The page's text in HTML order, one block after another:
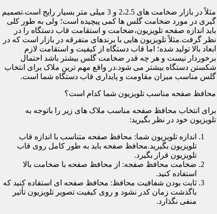
مثلاً در بازار ضخامت های 2،2.5 و 3 میلی متر بسیار رایج است.تصمیم
گیری در مورد ضخامت گلس ها کمی پیچیده است؛ ولی به طور کلی
باید اندازه صفحه تلویزیون،ضخامت و استقامت قاب دستگاه را در
نظر گرفت.مثلاً تلویزیون هایی با برندهای متفرقه در بازار است که در
ابعاد بالا تولید شده؛ اما قاب دستگاه از کیفیت و استقامت لازم
برخوردار نیست و هر چه قدر ضخامت گلس بیشتر باشد احتمال
شکستن دستگاه بیشتر می شود.در واقع مهم ترین ملاک برای انتخاب
گلس مناسب میزان مقاومت و پایداری قاب دستگاه شما است.
محافظ صفحه مناسب تلویزیون شما کدام است؟
برای انتخاب محافظ صفحه مناسب ملاک های زیر را باتوجه به
تلویزیون خود در نظر بگیرید:
اندازه تلویزیون شما: محافظ صفحه متناسب با اندازه قاب
تلویزیون بگیرید.محافظ صفحه باید به طور کامل روی قاب
تلویزیون قرار بگیرد.
ضخامت محافظ صفحه: از محافظ صفحه با ضخامت بالا
استفاده کنید.
ثابت بودن شفافیت محافظ: محافظ صفحه ای استفاده کنید که
باگذشت زمان کدر نشود و روی کیفیت تصویر تلویزیون تأثیر
منفی نگذارد.